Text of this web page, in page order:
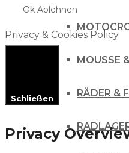
MOUSSE
RÄDER &
Ok Ablehnen
Privacy & Cookies Policy
Schließen
Privacy